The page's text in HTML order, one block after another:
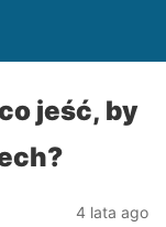
jeść, by
4 lata ago